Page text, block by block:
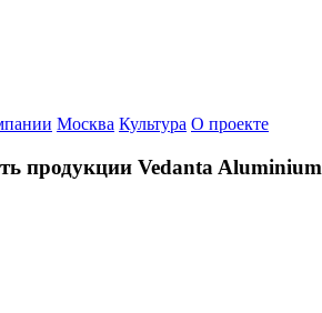
Москва Культура О проекте
продукции Vedanta Aluminium